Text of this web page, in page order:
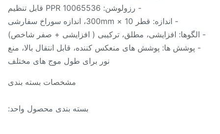
- رزولوشن: 10065536 PPR قابل تنظیم
- اندازه: قطر 10 × 300mm، اندازه سوراخ سفارشی
الگوها: افزایشی، مطلق، ترکیبی ( افزایشی + صفر شاخص)
- پوشش ها: پوشش های منعکس کننده، قابل انتقال بالا، منع
نور برای طول موج های مختلف
مشخصات بسته بندی
بسته بندی محصول واحد: